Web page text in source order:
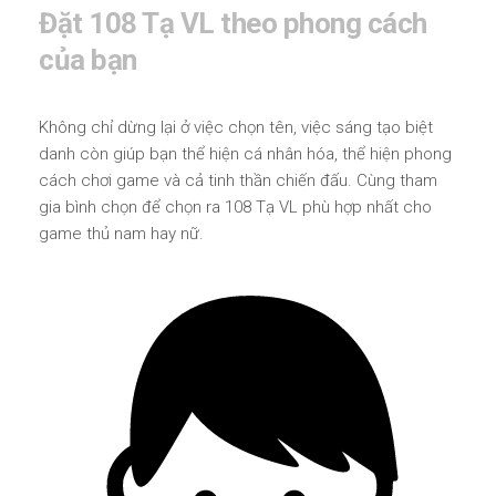
Đặt 108 Tạ VL theo phong cách
của bạn
Không chỉ dừng lại ở việc chọn tên, việc sáng tạo biệt
danh còn giúp bạn thể hiện cá nhân hóa, thể hiện phong
cách chơi game và cả tinh thần chiến đấu. Cùng tham
gia bình chọn để chọn ra 108 Tạ VL phù hợp nhất cho
game thủ nam hay nữ.